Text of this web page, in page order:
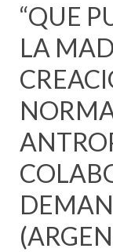
“QUE
LA